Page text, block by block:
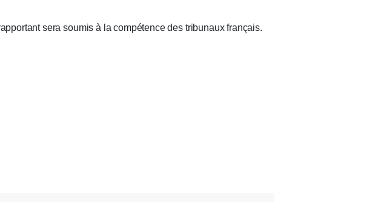
sera soumis à la compétence des tribunaux français.